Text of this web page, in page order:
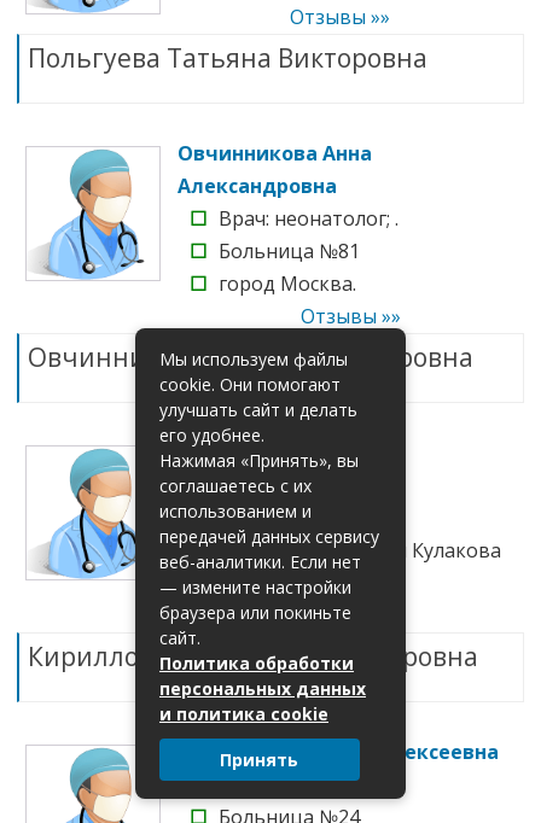
Отзывы »»
Польгуева Татьяна Викторовна
Овчинникова Анна
Александровна
☐ Врач: неонатолог; .
☐ Больница №81
☐ город Москва.
Отзывы »»
Овчинникова Анна Александровна
Кириллова Евгения
Александровна
☐ Врач: неонатолог; .
☐
Центр гинекологии Кулакова
☐ город Москва.
Отзывы »»
Кириллова Евгения Александровна
Коршикова Галина Алексеевна
☐ Врач: неонатолог; .
☐ Больница №24
Мы используем файлы
cookie. Они помогают
улучшать сайт и делать
его удобнее.
Нажимая «Принять», вы
соглашаетесь с их
использованием и
передачей данных сервису
веб-аналитики. Если нет
— измените настройки
браузера или покиньте
сайт.
Политика обработки
персональных данных
и политика cookie
Принять